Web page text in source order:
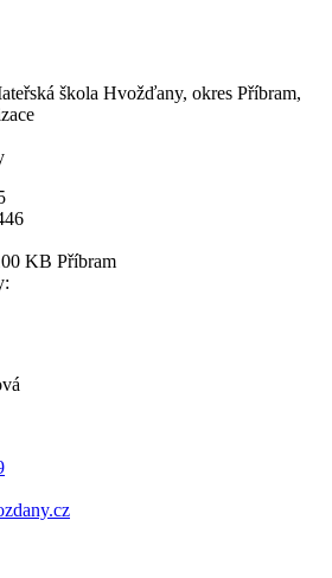
škola Hvožďany, okres Příbram,
KB Příbram